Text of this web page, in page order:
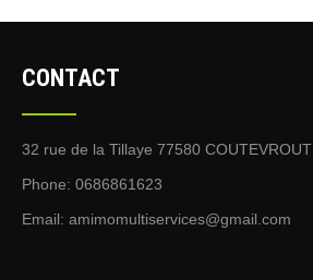
CONTACT
32 rue de la Tillaye 77580 COUTEVROUT
Phone: 0686861623
Email: amimomultiservices@gmail.com